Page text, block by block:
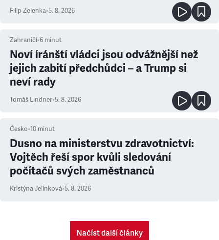
Filip Zelenka•5. 8. 2026
Zahraničí•6 minut
Noví íránští vládci jsou odvážnější než
jejich zabití předchůdci – a Trump si
neví rady
Tomáš Lindner•5. 8. 2026
Česko•10 minut
Dusno na ministerstvu zdravotnictví:
Vojtěch řeší spor kvůli sledování
počítačů svých zaměstnanců
Kristýna Jelínková•5. 8. 2026
Načíst další články